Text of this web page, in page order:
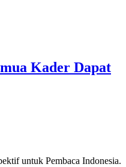
Kader Dapat
untuk Pembaca Indonesia.